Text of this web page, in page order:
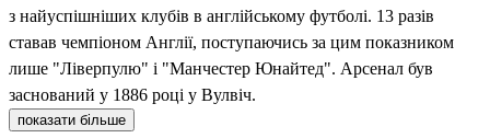
з найуспішніших клубів в англійському футболі. 13 разів
ставав чемпіоном Англії, поступаючись за цим показником
лише "Ліверпулю" і "Манчестер Юнайтед". Арсенал був
заснований у 1886 році у Вулвіч.
показати більше